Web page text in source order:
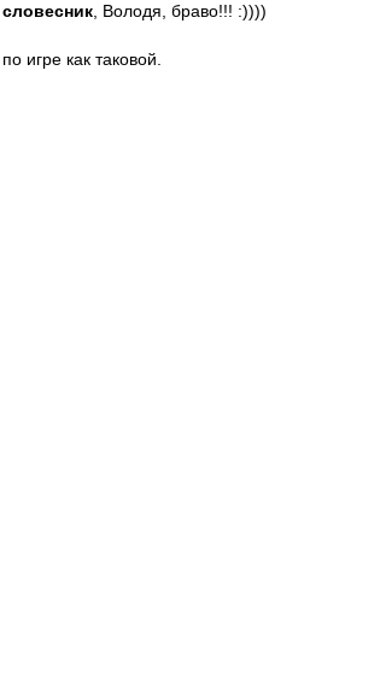
словесник , Володя, браво!!! :))))
по игре как таковой.